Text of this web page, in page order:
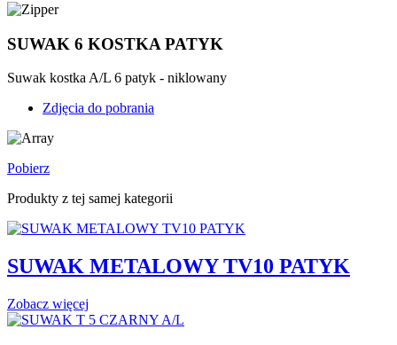
SUWAK 6 KOSTKA PATYK
Suwak kostka A/L 6 patyk - niklowany
Zdjęcia do pobrania
Pobierz
Produkty z tej samej kategorii
SUWAK METALOWY TV10 PATYK
Zobacz więcej